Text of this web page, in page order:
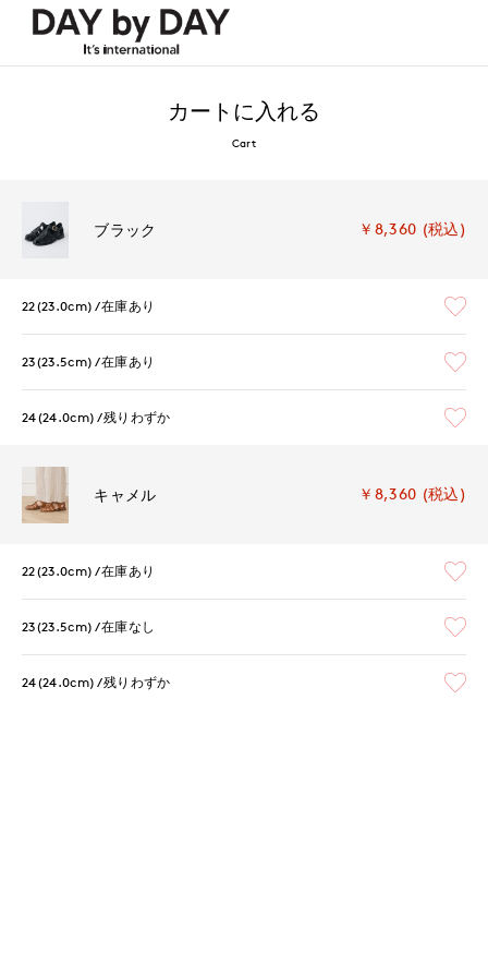
カートに入れる
Cart
ブラック ￥8,360 (税込)
22(23.0cm) 在庫あり
23(23.5cm) 在庫あり
24(24.0cm) 残りわずか
キャメル ￥8,360 (税込)
22(23.0cm) 在庫あり
23(23.5cm) 在庫なし
24(24.0cm) 残りわずか